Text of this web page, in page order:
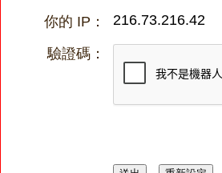
你的 IP：
216.73.216.42
驗證碼：